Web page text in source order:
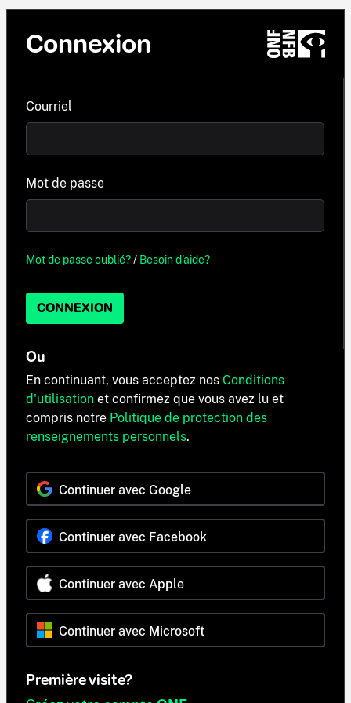
Connexion
Courriel
Mot de passe
Mot de passe oublié?/ Besoin d'aide?
CONNEXION
Ou
En continuant, vous acceptez nos Conditions
d'utilisation et confirmez que vous avez lu et
compris notre Politique de protection des
renseignements personnels.
Continuer avec Google
Continuer avec Facebook
Continuer avec Apple
Continuer avec Microsoft
Première visite?